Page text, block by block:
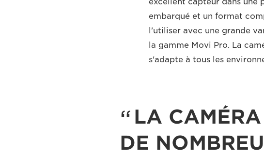
embarqué et un format
l'utiliser avec une grande
la gamme Movi Pro. La
s'adapte à tous les
LA
DE